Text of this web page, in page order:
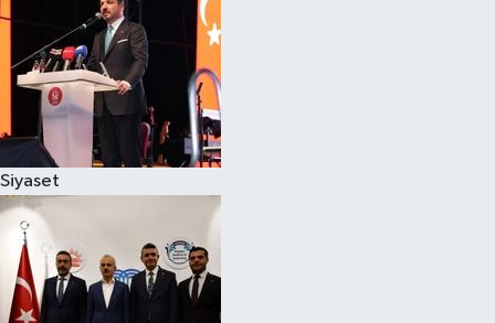
Siyaset
Kültür Sanat
Sağlık
Siyaset
Teknoloji
Televizyon
Yaşam-Çevre